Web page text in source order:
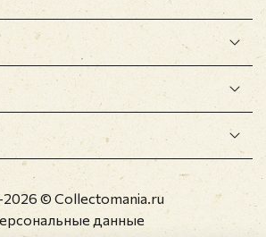
2026 © Collectomania.ru
данные